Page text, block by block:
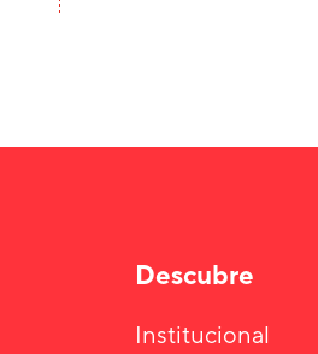
Descubre
Institucional